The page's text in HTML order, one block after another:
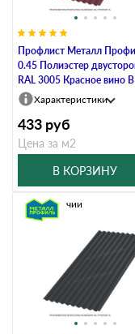
Профлист Металл
0.45 Полиэстер
RAL 3005 Красное вино B
Характеристики
433 руб
Цена за м2
В КОРЗИНУ
В наличии